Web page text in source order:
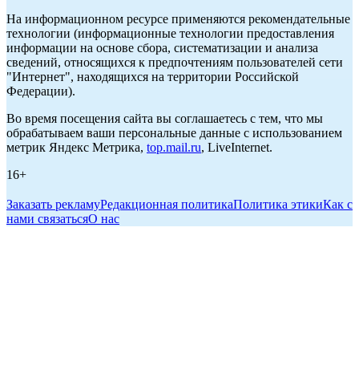
На информационном ресурсе применяются рекомендательные
технологии (информационные технологии предоставления
информации на основе сбора, систематизации и анализа
сведений, относящихся к предпочтениям пользователей сети
"Интернет", находящихся на территории Российской
Федерации).
Во время посещения сайта вы соглашаетесь с тем, что мы
обрабатываем ваши персональные данные с использованием
метрик Яндекс Метрика, top.mail.ru, LiveInternet.
16+
Заказать рекламуРедакционная политикаПолитика этикиКак с
нами связатьсяО нас